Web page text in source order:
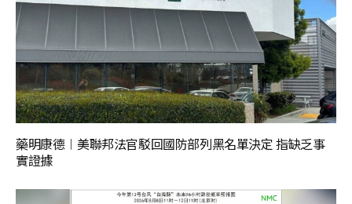
藥明康德︱美聯邦法官駁回國防部列黑名單決定 指缺乏事
實證據